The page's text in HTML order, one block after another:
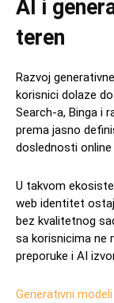
AI i
teren
Razvoj
korisnici dolaze
Search-a, Binga i
prema jasno
doslednosti
U takvom
web identitet
bez kvalitetnog
sa korisnicima ne
preporuke i AI
Generativni modeli